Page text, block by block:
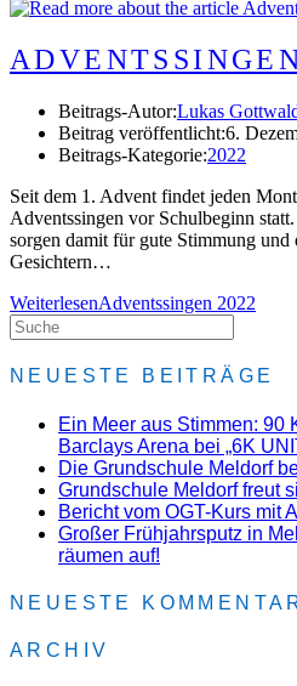
Beitrags-Autor:Lukas
Beitrag veröffentlicht:6.
Beitrags-Kategorie:2022
Seit dem 1. Advent findet jeden
Adventssingen vor Schulbeginn
sorgen damit für gute Stimmung und
Gesichtern…
WeiterlesenAdventssingen 2022
NEUESTE BEITRÄGE
Ein Meer aus Stimmen: 90
Barclays Arena bei „6K
Die Grundschule Meldorf
Grundschule Meldorf freut
Bericht vom OGT-Kurs mit
Großer Frühjahrsputz in
räumen auf!
NEUESTE
ARCHIV